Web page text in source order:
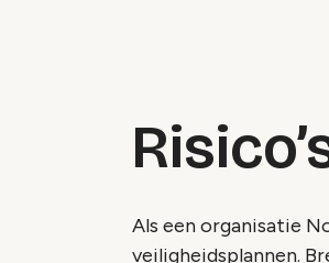
Als een organisatie
veiligheidsplannen.